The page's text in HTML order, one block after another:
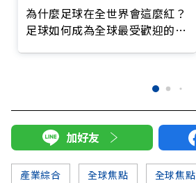
為什麼足球在全世界會這麼紅？
足球如何成為全球最受歡迎的運
加好友
產業綜合 全球焦點 全球焦點